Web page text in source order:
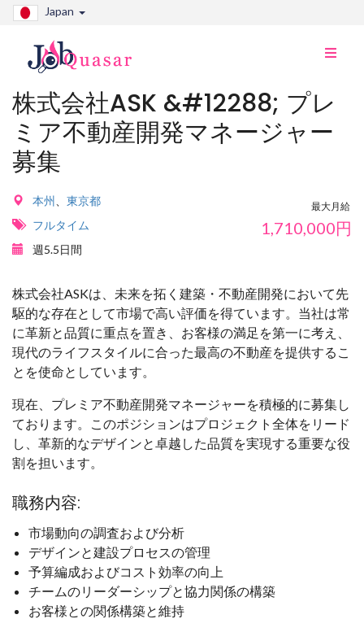
Japan
ナ
り
株式会社ASK &#12288; プレ
ミア不動産開発マネージャー
募集
本州
東京都
フルタイム
週5.5日間
最大月給
1,710,000円
株式会社ASKは、未来を拓く建築・不動産開発において先
駆的な存在として市場で高い評価を得ています。当社は常
に革新と品質に重点を置き、お客様の満足を第一に考え、
現代のライフスタイルに合った最高の不動産を提供するこ
とを使命としています。
現在、プレミア不動産開発マネージャーを積極的に募集し
ております。このポジションはプロジェクト全体をリード
し、革新的なデザインと卓越した品質を実現する重要な役
割を担います。
職務内容:
市場動向の調査および分析
デザインと建設プロセスの管理
予算編成およびコスト効率の向上
チームのリーダーシップと協力関係の構築
お客様との関係構築と維持